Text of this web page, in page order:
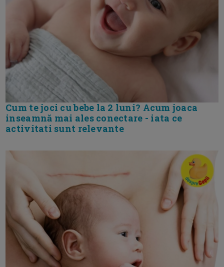
Cum te joci cu bebe la 2 luni? Acum joaca
inseamnă mai ales conectare - iata ce
activitati sunt relevante